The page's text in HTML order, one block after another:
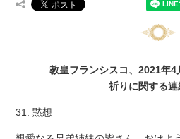
教皇フランシスコ、2021年
祈りに関する
31. 黙想